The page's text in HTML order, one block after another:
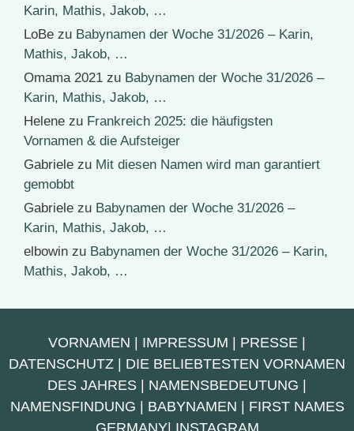
Karin, Mathis, Jakob, …
LoBe zu Babynamen der Woche 31/2026 – Karin,
Mathis, Jakob, …
Omama 2021 zu Babynamen der Woche 31/2026 –
Karin, Mathis, Jakob, …
Helene zu Frankreich 2025: die häufigsten
Vornamen & die Aufsteiger
Gabriele zu Mit diesen Namen wird man garantiert
gemobbt
Gabriele zu Babynamen der Woche 31/2026 –
Karin, Mathis, Jakob, …
elbowin zu Babynamen der Woche 31/2026 – Karin,
Mathis, Jakob, …
VORNAMEN IMPRESSUM PRESSE
DATENSCHUTZ
DIE BELIEBTESTEN VORNAMEN
DES JAHRES
NAMENSBEDEUTUNG
NAMENSFINDUNG
BABYNAMEN
FIRST NAMES